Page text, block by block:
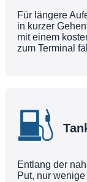
Für längere
in kurzer
mit einem
zum Terminal
Entlang der
Put, nur